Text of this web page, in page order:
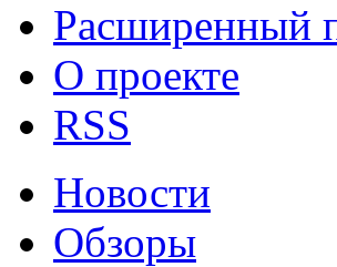
Расширенный
О проекте
RSS
Новости
Обзоры